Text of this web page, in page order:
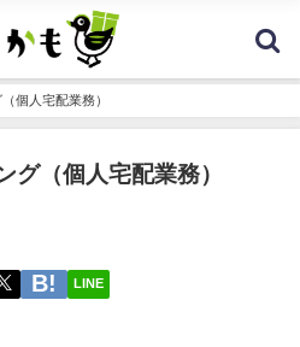
個人宅配業務）
グ（個人宅配業務）
LINE